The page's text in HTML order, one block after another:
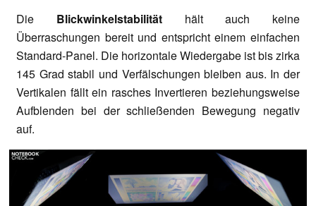
Die Blickwinkelstabilitäthält auch keine
Überraschungen bereit und entspricht einem einfachen
Standard-Panel. Die horizontale Wiedergabe ist bis zirka
145 Grad stabil und Verfälschungen bleiben aus. In der
Vertikalen fällt ein rasches Invertieren beziehungsweise
Aufblenden bei der schließenden Bewegung negativ
auf.